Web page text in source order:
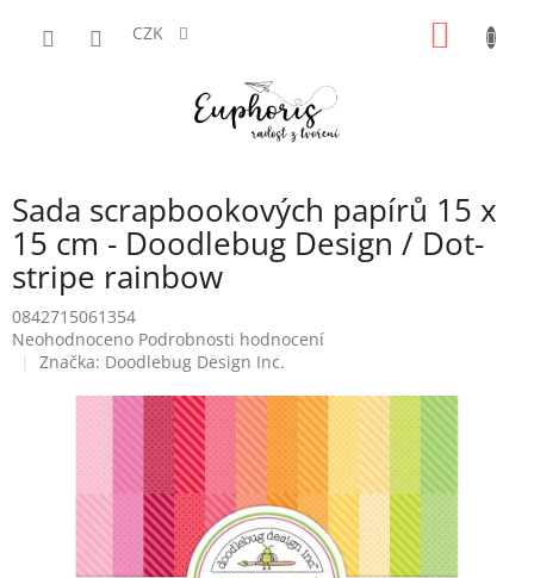
CZK
Sada scrapbookových papírů 15 x
15 cm - Doodlebug Design / Dot-
stripe rainbow
0842715061354
Průměrné
hodnocení
hvězdiček.
Neohodnoceno Podrobnosti hodnocení
Značka: Doodlebug Design Inc.